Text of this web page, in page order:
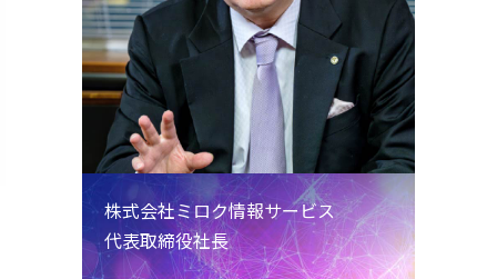
株式会社ミロク情報サービス
代表取締役社長